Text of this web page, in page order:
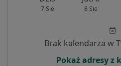
7 Sie 8 Sie
Brak kalendarza w
Pokaż adresy z